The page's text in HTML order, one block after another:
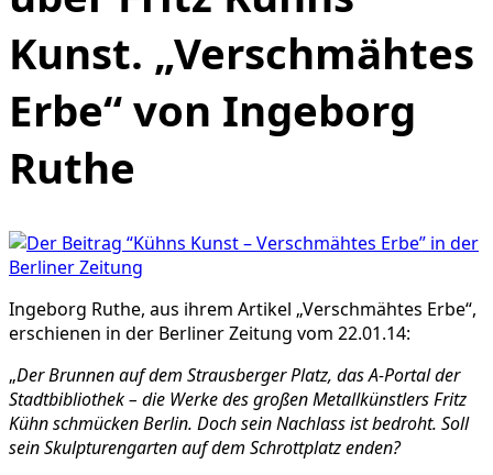
Kunst. „Verschmähtes
Erbe“ von Ingeborg
Ruthe
Ingeborg Ruthe, aus ihrem Artikel „Verschmähtes Erbe“,
erschienen in der Berliner Zeitung vom 22.01.14:
„Der Brunnen auf dem Strausberger Platz, das A-Portal der
Stadtbibliothek – die Werke des großen Metallkünstlers Fritz
Kühn schmücken Berlin. Doch sein Nachlass ist bedroht. Soll
sein Skulpturengarten auf dem Schrottplatz enden?